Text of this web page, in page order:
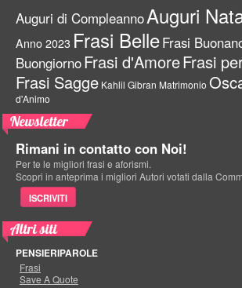
Auguri di CompleannoAuguri
Anno 2023 Frasi BelleFrasi
BuongiornoFrasi d'AmoreFrasi
Frasi Sagge Kahlil Gibran Matrimonio
d'Animo
Newsletter
Rimani in contatto con Noi!
Per te le migliori frasi e aforismi.
Scopri in anteprima i migliori Autori votati dalla
ISCRIVITI
Altri siti
PENSIERIPAROLE
Frasi
Save A Quote